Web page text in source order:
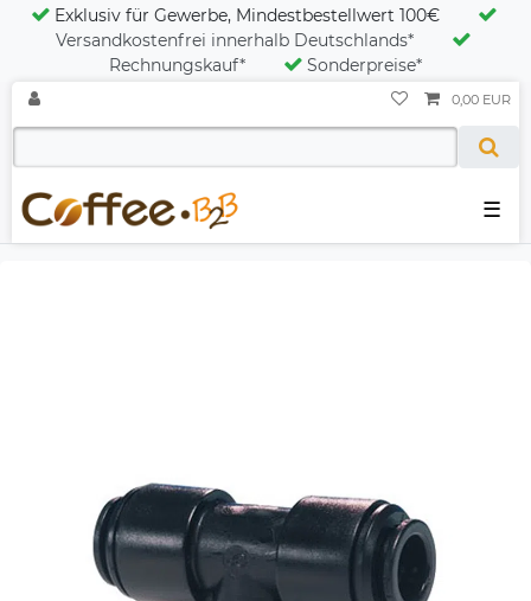
Exklusiv für Gewerbe, Mindestbestellwert 100€
Versandkostenfrei innerhalb Deutschlands*
Rechnungskauf*
Sonderpreise*
☰
0,00 EUR